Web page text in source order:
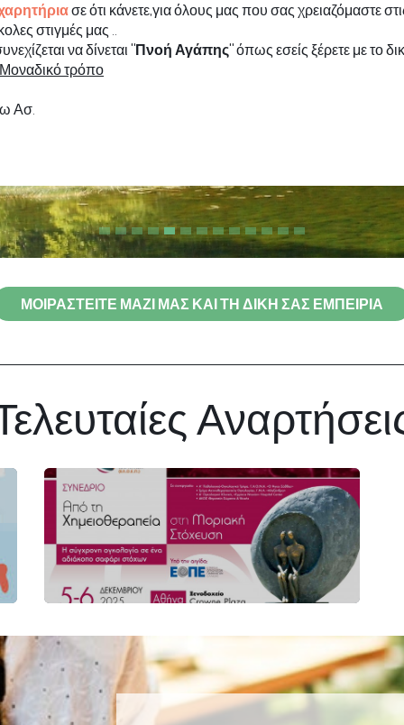
σε ότι κάνετε,για όλους μας που σας χρειαζόμαστε
στιγμές μας ..
να δίνεται "Πνοή Αγάπης"όπως εσείς ξέρετε με το
Μοναδικό τρόπο
Ασ.
ΜΟΙΡΑΣΤΕΙΤΕ ΜΑΖΙ ΜΑΣ ΚΑΙ ΤΗ ΔΙΚΗ ΣΑΣ ΕΜΠΕΙΡΙΑ